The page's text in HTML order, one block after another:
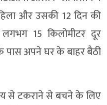
और उसकी 12 दिन की
15 किलोमीटर दूर
पास अपने घर के बाहर बैठी
से टकराने से बचने के लिए